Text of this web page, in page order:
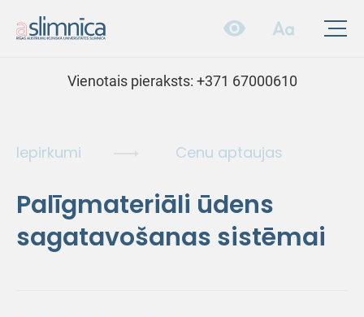
Vienotais pieraksts: +371 67000610
Iepirkumi Cenu aptaujas
Palīgmateriāli ūdens
sagatavošanas sistēmai